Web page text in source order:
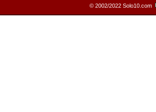
© 2002/2022 Solo10.com